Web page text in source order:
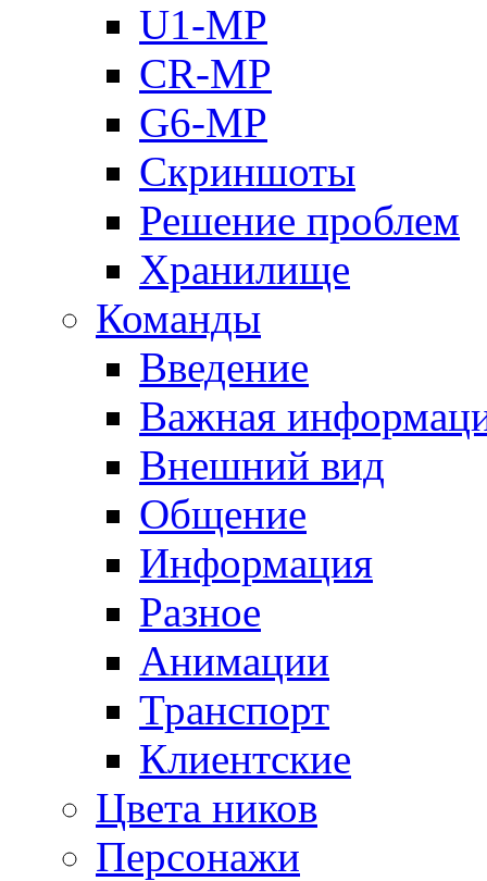
U1-MP
CR-MP
G6-MP
Скриншоты
Решение проблем
Хранилище
Команды
Введение
Важная
Внешний вид
Общение
Информация
Разное
Анимации
Транспорт
Клиентские
Цвета ников
Персонажи